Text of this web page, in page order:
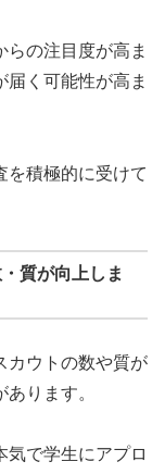
の注目度が高ま
届く可能性が高ま
を積極的に受けて
質が向上しま
カウトの数や質が
ります。
気で学生にアプロ